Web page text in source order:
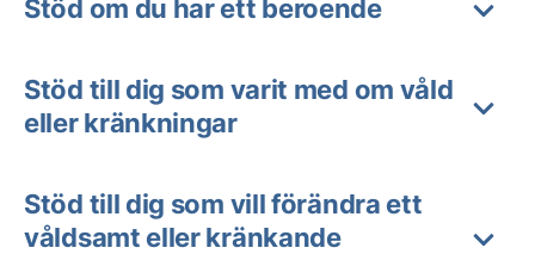
Stöd om du har ett beroende
Stöd till dig som varit med om våld
eller kränkningar
Stöd till dig som vill förändra ett
våldsamt eller kränkande